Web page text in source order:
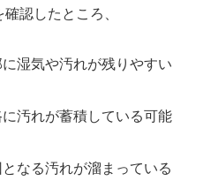
認したところ、
湿気や汚れが残りやすい
汚れが蓄積している可能
なる汚れが溜まっている